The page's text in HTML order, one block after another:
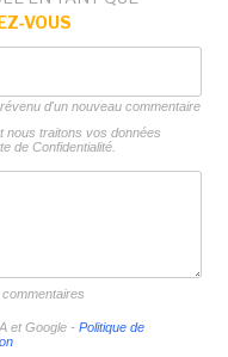
VOUS
d'un nouveau commentaire
nous traitons vos données
de Confidentialité.
et Google - Politique de